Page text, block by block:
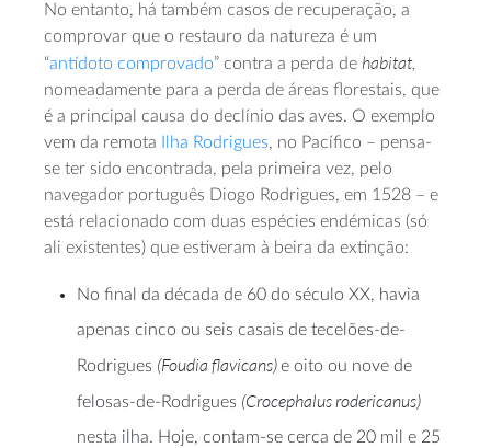
No entanto, há também casos de recuperação, a
comprovar que o restauro da natureza é um
“antídoto comprovado” contra a perda de habitat,
nomeadamente para a perda de áreas florestais, que
é a principal causa do declínio das aves. O exemplo
vem da remota
Ilha Rodrigues, no Pacífico – pensa-
se ter sido encontrada, pela primeira vez, pelo
navegador português Diogo Rodrigues, em 1528 – e
está relacionado com duas espécies endémicas (só
ali existentes) que estiveram à beira da extinção:
No final da década de 60 do século XX, havia
apenas cinco ou seis casais de tecelões-de-
Rodrigues (Foudia flavicans)e oito ou nove de
felosas-de-Rodrigues (Crocephalus rodericanus)
nesta ilha. Hoje, contam-se cerca de 20 mil e 25